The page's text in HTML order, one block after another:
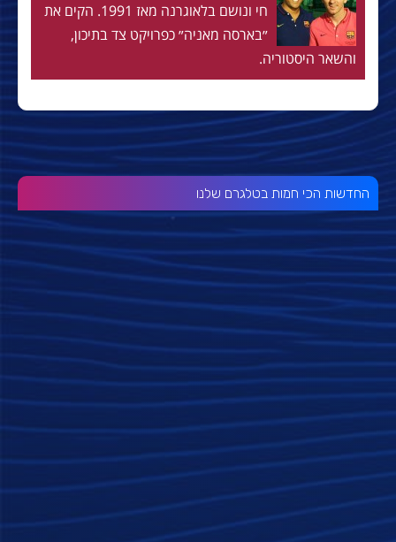
חי ונושם בלאוגרנה מאז 1991. הקים את
״בארסה מאניה״ כפרויקט צד בתיכון,
והשאר היסטוריה.
החדשות הכי חמות בטלגרם שלנו